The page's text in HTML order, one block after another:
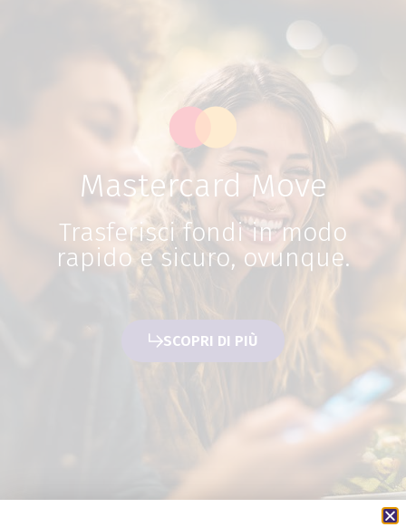
Mastercard Move
Trasferisci fondi in modo
rapido e sicuro, ovunque.
SCOPRI DI PIÙ